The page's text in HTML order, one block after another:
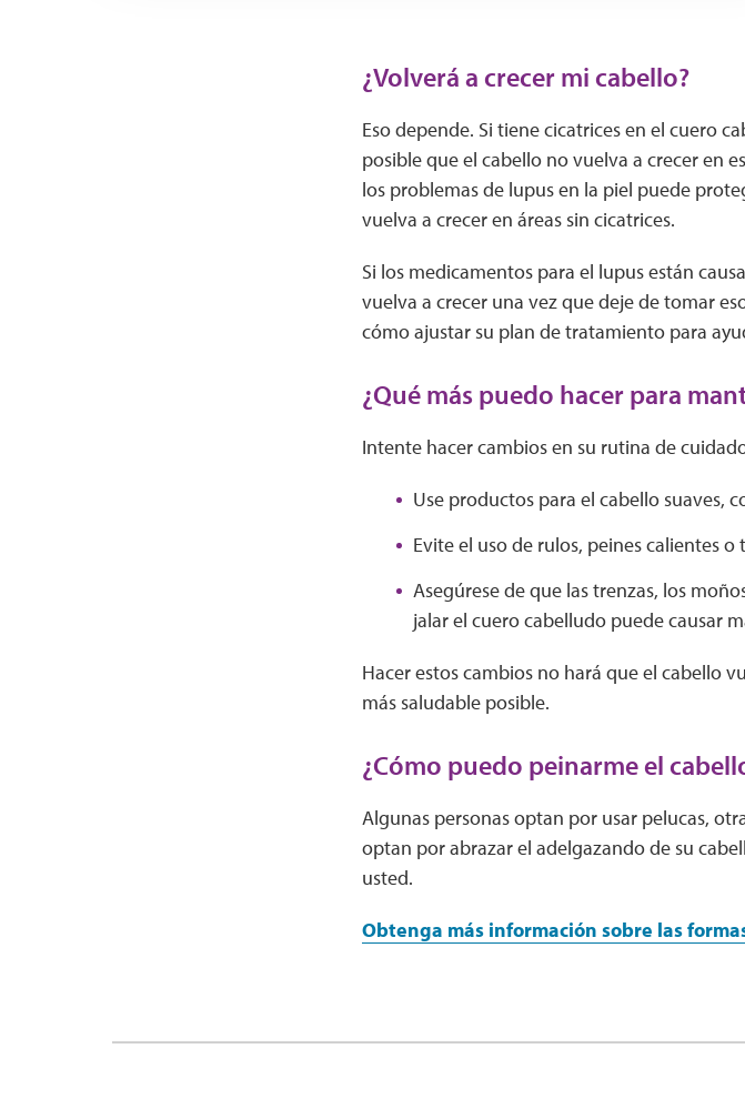
¿Volverá a crecer mi cabello?
Eso depende. Si tiene cicatrices en el cuero
posible que el cabello no vuelva a crecer en
los problemas de lupus en la piel puede
vuelva a crecer en áreas sin cicatrices.
Si los medicamentos para el lupus están
vuelva a crecer una vez que deje de tomar
cómo ajustar su plan de tratamiento para
¿Qué más puedo hacer para
Intente hacer cambios en su rutina de
Use productos para el cabello suaves,
Evite el uso de rulos, peines calientes
Asegúrese de que las trenzas, los
jalar el cuero cabelludo puede causar
Hacer estos cambios no hará que el cabello
más saludable posible.
¿Cómo puedo peinarme el
Algunas personas optan por usar pelucas,
optan por abrazar el adelgazando de su
usted.
Obtenga más información sobre las